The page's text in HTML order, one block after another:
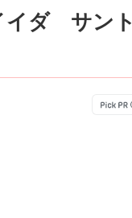
イダ サント